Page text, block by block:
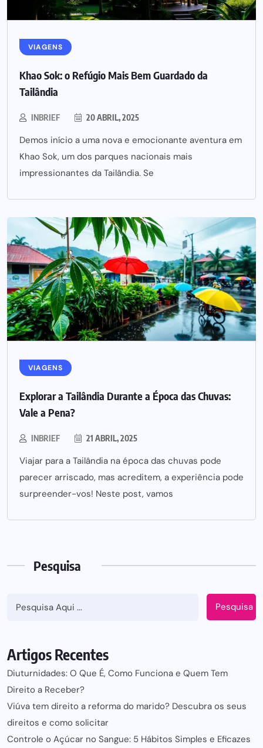
VIAGENS
Khao Sok: o Refúgio Mais Bem Guardado da
Tailândia
INBRIEF 20 ABRIL, 2025
Demos início a uma nova e emocionante aventura em
Khao Sok, um dos parques nacionais mais
impressionantes da Tailândia. Se
VIAGENS
Explorar a Tailândia Durante a Época das Chuvas:
Vale a Pena?
INBRIEF 21 ABRIL, 2025
Viajar para a Tailândia na época das chuvas pode
parecer arriscado, mas acreditem, a experiência pode
surpreender-vos! Neste post, vamos
Pesquisa
Pesquisa
Artigos Recentes
Diuturnidades: O Que É, Como Funciona e Quem Tem
Direito a Receber?
Viúva tem direito a reforma do marido? Descubra os seus
direitos e como solicitar
Controle o Açúcar no Sangue: 5 Hábitos Simples e Eficazes